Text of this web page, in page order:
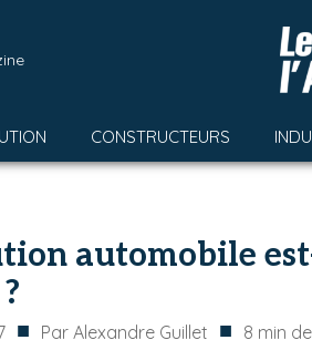
CONSTRUCTEURS
automobile
■ Par Alexandre Guillet ■ 8 min